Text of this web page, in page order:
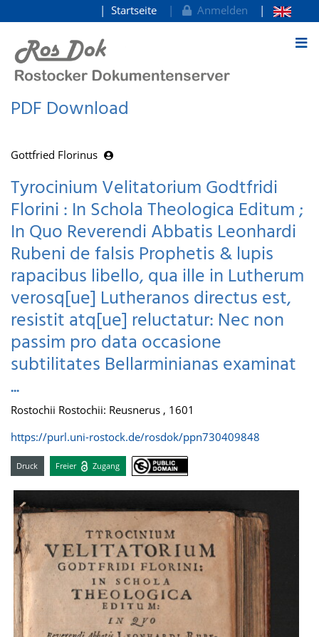
zum Inhalt
Startseite Anmelden
PDF Download
Gottfried Florinus
Tyrocinium Velitatorium Godtfridi
Florini : In Schola Theologica Editum ;
In Quo Reverendi Abbatis Leonhardi
Rubeni de falsis Prophetis & lupis
rapacibus libello, qua ille in Lutherum
verosq[ue] Lutheranos directus est,
resistit atq[ue] reluctatur: Nec non
passim pro data occasione
subtilitates Bellarminianas examinat
...
Rostochii Rostochii: Reusnerus , 1601
https://purl.uni-rostock.de/rosdok/ppn730409848
Druck Freier Zugang